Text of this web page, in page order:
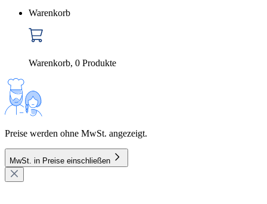
Warenkorb
Warenkorb, 0 Produkte
Preise werden ohne MwSt. angezeigt.
MwSt. in Preise einschließen